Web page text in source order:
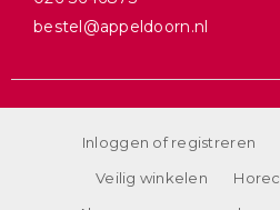
bestel@appeldoorn.nl
Inloggen of registreren
Veilig winkelen